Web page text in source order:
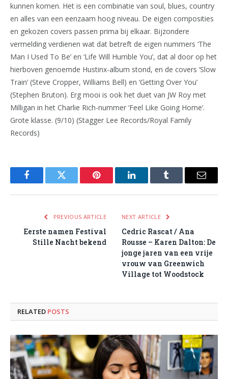
kunnen komen. Het is een combinatie van soul, blues, country
en alles van een eenzaam hoog niveau. De eigen composities
en gekozen covers passen prima bij elkaar. Bijzondere
vermelding verdienen wat dat betreft de eigen nummers ‘The
Man I Used To Be’ en ‘Life Will Humble You’, dat al door op het
hierboven genoemde Hustinx-album stond, en de covers ‘Slow
Train’ (Steve Cropper, Williams Bell) en ‘Getting Over You’
(Stephen Bruton). Erg mooi is ook het duet van JW Roy met
Milligan in het Charlie Rich-nummer ‘Feel Like Going Home’.
Grote klasse. (9/10) (Stagger Lee Records/Royal Family
Records)
FacebookTwitter Pinterest LinkedInTumblr Email
PREVIOUS ARTICLE
Eerste namen Festival
Stille Nacht bekend
NEXT ARTICLE
Cedric Rascat / Ana
Rousse – Karen Dalton: De
jonge jaren van een vrije
vrouw van Greenwich
Village tot Woodstock
RELATED POSTS